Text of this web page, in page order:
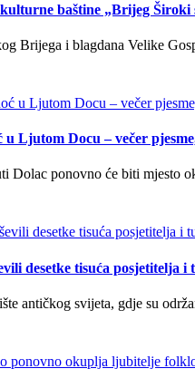
baštine „Brijeg Široki
Brijega i blagdana Velike
u Ljutom Docu – večer
Dolac ponovno će biti mjesto
desetke tisuća posjetitelja i
antičkog svijeta, gdje su